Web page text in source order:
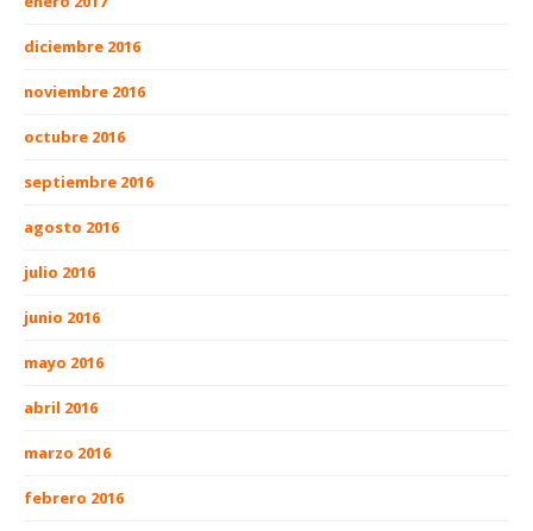
diciembre 2016
noviembre 2016
octubre 2016
septiembre 2016
agosto 2016
julio 2016
junio 2016
mayo 2016
abril 2016
marzo 2016
febrero 2016